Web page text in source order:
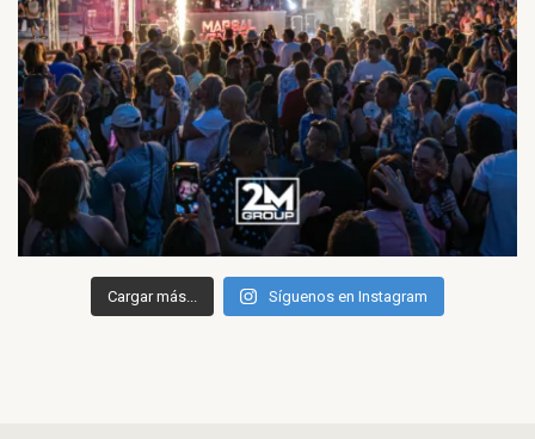
Cargar más... Síguenos en Instagram